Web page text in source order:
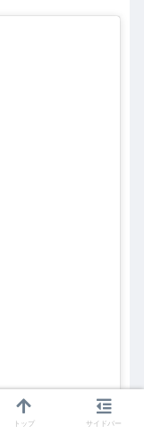
トップ サイドバー